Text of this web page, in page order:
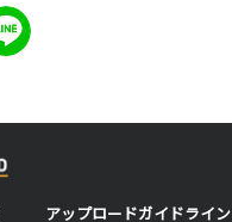
アップロードガイドライン